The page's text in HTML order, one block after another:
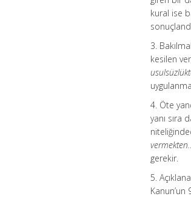
kural ise
3.
kesilen
4. Öte
yanı sıra
vermekten…
gerekir.
5.